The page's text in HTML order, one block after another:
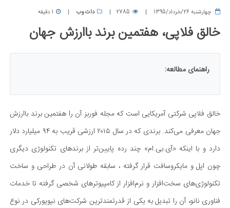
چهارشنبه 26/خرداد/1395 2785 دات وب 1 دقیقه
خالق فلاپی، هفتمین برند باارزش جهان
راهنمای مطالعه:
خالق فلاپی شرکتی آمریکایی است که مجله فوربز آن را هفتمین برند باارزش
جهان معرفی می‌کند. برندی که در سال ۲۰۱۵ ارزشی قریب به ۹۴ میلیارد دلار
دارد و با اینکه «آی.بی.ام» چند رده پایین‌تر از برندهای تکنولوژی دیگری
چون اپل و مایکروسافت قرار گرفته ، سابقه طولانی آن در طراحی و ساخت
تکنولوژی‌های سخت‌افزار و نرم‌افزار از کامپیوترهای شخصی گرفته تا خدمات
فناوری نانو، آن را تبدیل به یکی از قدرتمندترین شرکت‌های نیویورکی در نوع